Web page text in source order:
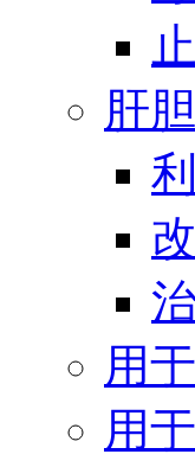
肝
用
用